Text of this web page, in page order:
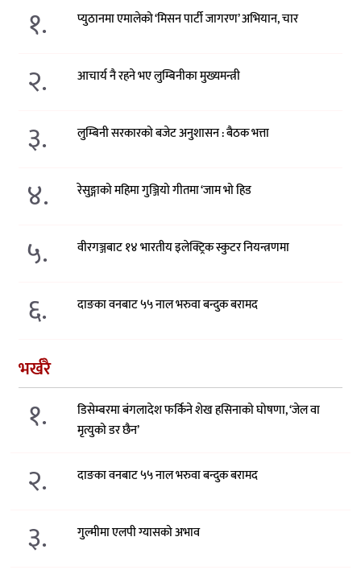
१. प्युठानमा एमालेको ‘मिसन पार्टी जागरण’ अभियान, चार
२. आचार्य नै रहने भए लुम्बिनीका मुख्यमन्त्री
३. लुम्बिनी सरकारको बजेट अनुशासन : बैठक भत्ता
४. रेसुङ्गाको महिमा गुञ्जियो गीतमा ‘जाम भो हिड
५. वीरगञ्जबाट १४ भारतीय इलेक्ट्रिक स्कुटर नियन्त्रणमा
६. दाङका वनबाट ५५ नाल भरुवा बन्दुक बरामद
भर्खरै
१.
डिसेम्बरमा बंगलादेश फर्किने शेख हसिनाको घोषणा, ‘जेल वा
मृत्युको डर छैन’
२. दाङका वनबाट ५५ नाल भरुवा बन्दुक बरामद
३. गुल्मीमा एलपी ग्यासको अभाव